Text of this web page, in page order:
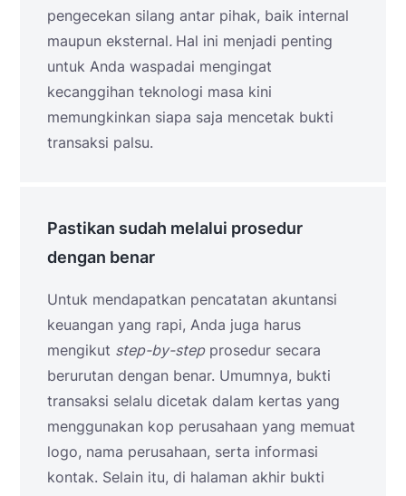
pengecekan silang antar pihak, baik internal
maupun eksternal. Hal ini menjadi penting
untuk Anda waspadai mengingat
kecanggihan teknologi masa kini
memungkinkan siapa saja mencetak bukti
transaksi palsu.
Pastikan sudah melalui prosedur
dengan benar
Untuk mendapatkan pencatatan akuntansi
keuangan yang rapi, Anda juga harus
mengikut step-by-stepprosedur secara
berurutan dengan benar. Umumnya, bukti
transaksi selalu dicetak dalam kertas yang
menggunakan kop perusahaan yang memuat
logo, nama perusahaan, serta informasi
kontak. Selain itu, di halaman akhir bukti